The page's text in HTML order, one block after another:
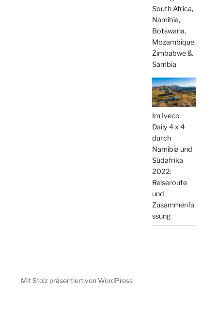
South Africa,
Namibia,
Botswana,
Mozambique,
Zimbabwe &
Sambia
Im Iveco
Daily 4 x 4
durch
Namibia und
Südafrika
2022:
Reiseroute
und
Zusammenfa
ssung
Mit Stolz präsentiert von WordPress